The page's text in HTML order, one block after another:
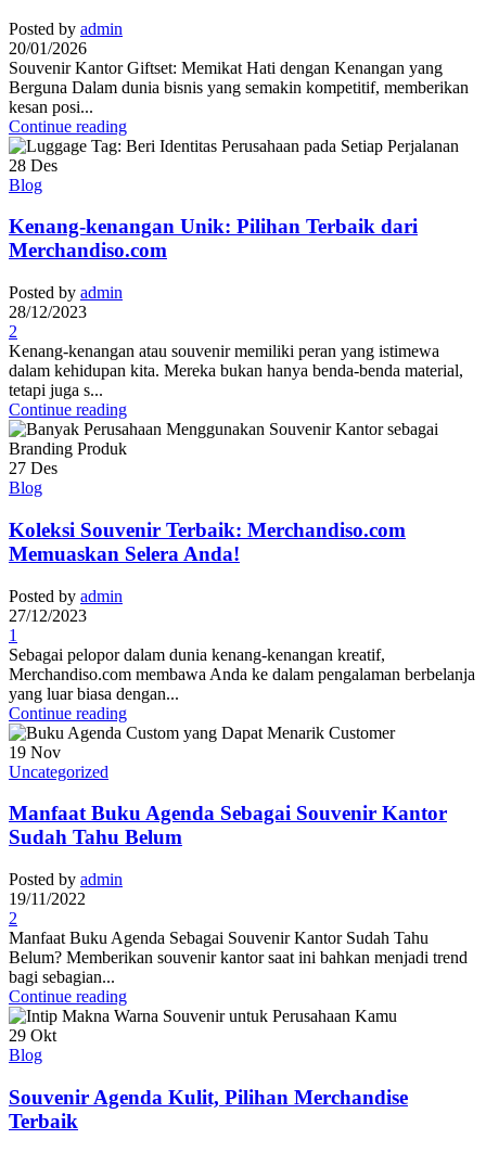
Posted by admin
20/01/2026
Souvenir Kantor Giftset: Memikat Hati dengan Kenangan yang
Berguna Dalam dunia bisnis yang semakin kompetitif, memberikan
kesan posi...
Continue reading
28 Des
Blog
Kenang-kenangan Unik: Pilihan Terbaik dari
Merchandiso.com
Posted by admin
28/12/2023
2
Kenang-kenangan atau souvenir memiliki peran yang istimewa
dalam kehidupan kita. Mereka bukan hanya benda-benda material,
tetapi juga s...
Continue reading
27 Des
Blog
Koleksi Souvenir Terbaik: Merchandiso.com
Memuaskan Selera Anda!
Posted by admin
27/12/2023
1
Sebagai pelopor dalam dunia kenang-kenangan kreatif,
Merchandiso.com membawa Anda ke dalam pengalaman berbelanja
yang luar biasa dengan...
Continue reading
19 Nov
Uncategorized
Manfaat Buku Agenda Sebagai Souvenir Kantor
Sudah Tahu Belum
Posted by admin
19/11/2022
2
Manfaat Buku Agenda Sebagai Souvenir Kantor Sudah Tahu
Belum? Memberikan souvenir kantor saat ini bahkan menjadi trend
bagi sebagian...
Continue reading
29 Okt
Blog
Souvenir Agenda Kulit, Pilihan Merchandise
Terbaik